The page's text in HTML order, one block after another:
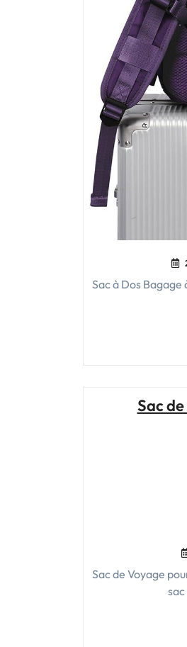
Sac à Dos
Sac
Sac de Voyage